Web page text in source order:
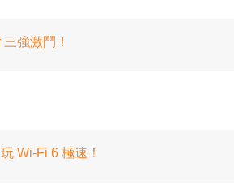
強激鬥！
Wi-Fi 6 極速！